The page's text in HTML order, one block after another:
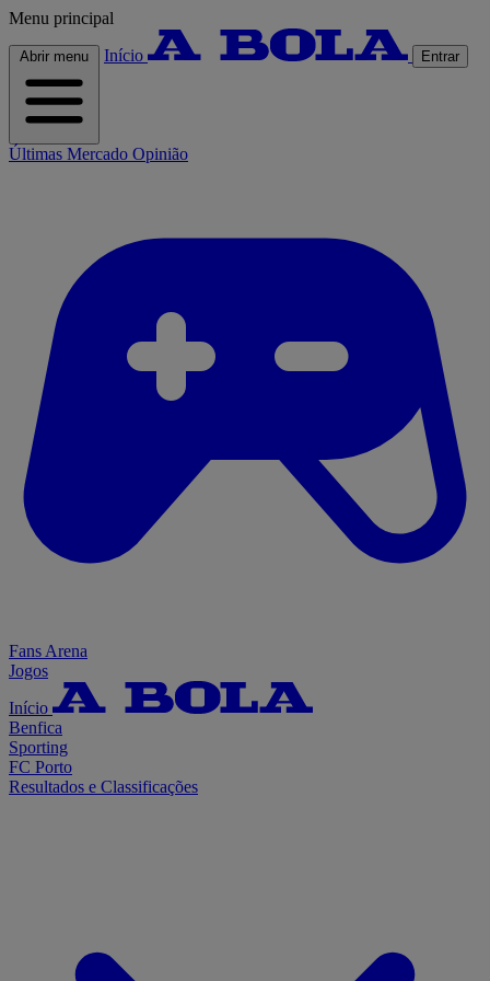
Menu principal
Abrir menu Início Entrar
Últimas Mercado Opinião
Fans Arena
Jogos
Início
Benfica
Sporting
FC Porto
Resultados e Classificações